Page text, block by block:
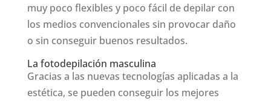
muy poco flexibles y poco fácil de depilar con
los medios convencionales sin provocar daño
o sin conseguir buenos resultados.
La fotodepilación masculina
Gracias a las nuevas tecnologías aplicadas a la
estética, se pueden conseguir los mejores